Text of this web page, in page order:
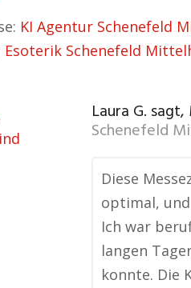
KI Agentur Schenefeld
Esoterik Schenefeld
Laura G.
Schenefeld
Diese
optimal,
Ich war
langen
konnte. Die